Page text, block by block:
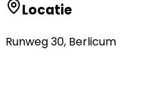
Locatie
Runweg 30, Berlicum